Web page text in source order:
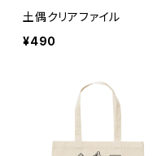
土偶クリアファイル
¥490